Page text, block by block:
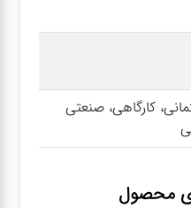
کارگاهی، صنعتی
محصول